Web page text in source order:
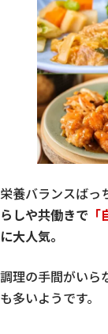
栄養バランスばっ
らしや共働きで
に大人気。
調理の手間がいら
も多いようです。